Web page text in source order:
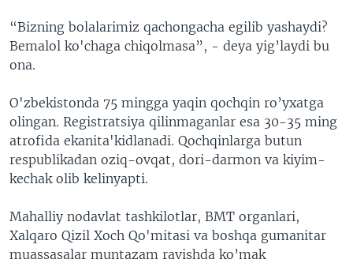
“Bizning bolalarimiz qachongacha egilib yashaydi?
Bemalol ko'chaga chiqolmasa”, - deya yig’laydi bu
ona.
O'zbekistonda 75 mingga yaqin qochqin ro’yxatga
olingan. Registratsiya qilinmaganlar esa 30-35 ming
atrofida ekanita'kidlanadi. Qochqinlarga butun
respublikadan oziq-ovqat, dori-darmon va kiyim-
kechak olib kelinyapti.
Mahalliy nodavlat tashkilotlar, BMT organlari,
Xalqaro Qizil Xoch Qo'mitasi va boshqa gumanitar
muassasalar muntazam ravishda ko’mak